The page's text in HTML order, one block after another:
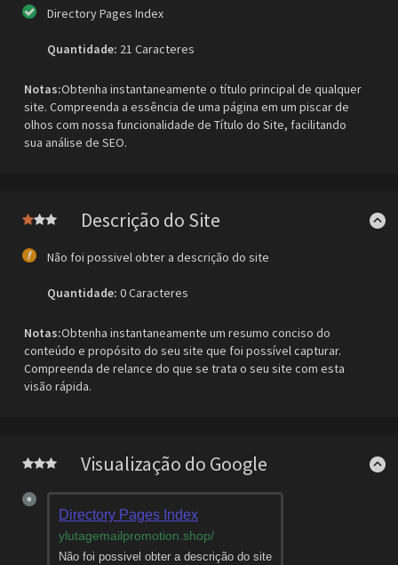
Directory Pages Index
Quantidade: 21 Caracteres
Notas:Obtenha instantaneamente o título principal de qualquer
site. Compreenda a essência de uma página em um piscar de
olhos com nossa funcionalidade de Título do Site, facilitando
sua análise de SEO.
Descrição do Site
Não foi possivel obter a descrição do site
Quantidade: 0 Caracteres
Notas:Obtenha instantaneamente um resumo conciso do
conteúdo e propósito do seu site que foi possível capturar.
Compreenda de relance do que se trata o seu site com esta
visão rápida.
Visualização do Google
Directory Pages Index
ylutagemailpromotion.shop/
Não foi possivel obter a descrição do site